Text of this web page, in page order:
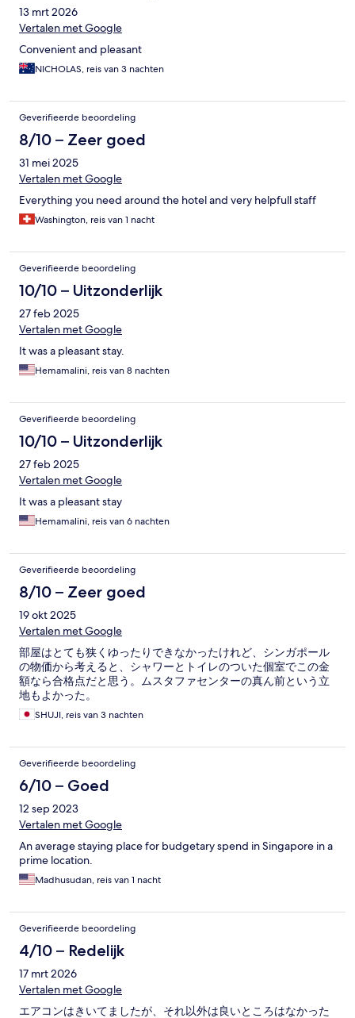
13 mrt 2026
Vertalen met Google
Convenient and pleasant
NICHOLAS, reis van 3 nachten
Geverifieerde beoordeling
8/10 – Zeer goed
31 mei 2025
Vertalen met Google
Everything you need around the hotel and very helpfull staff
Washington, reis van 1 nacht
Geverifieerde beoordeling
10/10 – Uitzonderlijk
27 feb 2025
Vertalen met Google
It was a pleasant stay.
Hemamalini, reis van 8 nachten
Geverifieerde beoordeling
10/10 – Uitzonderlijk
27 feb 2025
Vertalen met Google
It was a pleasant stay
Hemamalini, reis van 6 nachten
Geverifieerde beoordeling
8/10 – Zeer goed
19 okt 2025
Vertalen met Google
部屋はとても狭くゆったりできなかったけれど、シンガポール
の物価から考えると、シャワーとトイレのついた個室でこの金
額なら合格点だと思う。ムスタファセンターの真ん前という立
地もよかった。
SHUJI, reis van 3 nachten
Geverifieerde beoordeling
6/10 – Goed
12 sep 2023
Vertalen met Google
An average staying place for budgetary spend in Singapore in a
prime location.
Madhusudan, reis van 1 nacht
Geverifieerde beoordeling
4/10 – Redelijk
17 mrt 2026
Vertalen met Google
エアコンはきいてましたが、それ以外は良いところはなかった